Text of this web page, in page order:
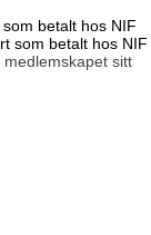
betalt hos NIF
som betalt hos NIF
sitt